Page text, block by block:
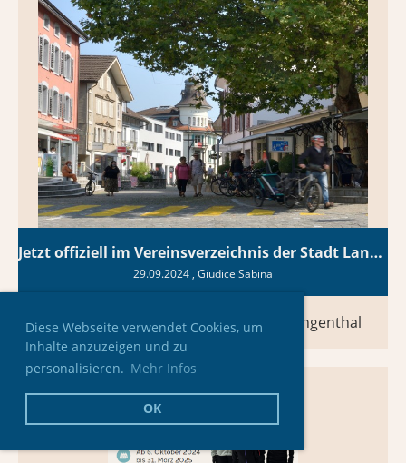
Diese Webseite verwendet Cookies, um
Inhalte anzuzeigen und zu
personalisieren. Mehr Infos
OK
Jetzt offiziell im Vereinsverzeichnis der Stadt Langenthal
29.09.2024 , Giudice Sabina
SCO im Vereinsverzeichnis der Stadt Langenthal